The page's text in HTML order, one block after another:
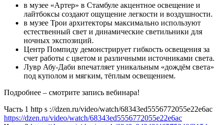
в музее «Артер» в Стамбуле акцентное освещение и
лайтбоксы создают ощущение легкости и воздушности.
в музее Трои архитекторы максимально используют
естественный свет и динамические светильники для
ночных экспозиций.
Центр Помпиду демонстрирует гибкость освещения за
счет работы с цветом и различными источниками света.
Лувр Абу-Даби впечатляет уникальным «дождём света»
под куполом и мягким, тёплым освещением.
Подробнее – смотрите запись вебинара!
Часть 1 http s ://dzen.ru/video/watch/68343ed5556772055e22e6ac
https://dzen.ru/video/watch/68343ed5556772055e22e6ac